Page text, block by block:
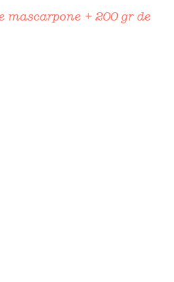
mascarpone + 200 gr de